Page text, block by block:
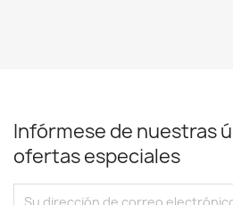
Infórmese de nuestras
ofertas especiales